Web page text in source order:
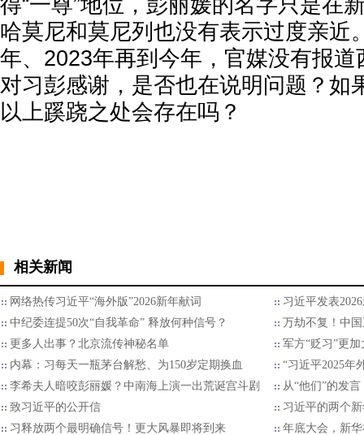
得“一尊”地位，彭丽媛的名字只是在
哈莫尼和莫尼列也没有表示过度亲近
年、2023年再到今年，官媒没有报
对习彭感谢，是否也在说明问题？如
以上蹊跷之处会存在吗？
相关新闻
网络热传习近平“海外版”2026新年献词
习近平发表
中纪委连提50次“自我革命” 释放何种信号？
万劫不复！中
更多人出事？北京流传神秘名单
军方“贬习”更加
内幕：习每天一瓶茅台解愁、为150岁定期换血
“习近平2025年
李希夫人暗咬彭丽媛？中南海上演一出荒诞宫斗剧
从“他们”的发
致习近平的公开信
习近平的两个
习释放两个最明确信号！更大风暴即将到来
年底大会，新